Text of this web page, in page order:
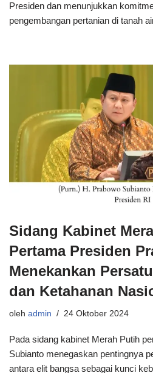
Presiden dan menunjukkan
pengembangan pertanian di tanah
Sidang Kabinet
Pertama Presiden
Menekankan
dan Ketahanan
oleh admin 24 Oktober 2024
Pada sidang kabinet Merah Putih
Subianto menegaskan pentingnya
antara elit bangsa sebagai kunci